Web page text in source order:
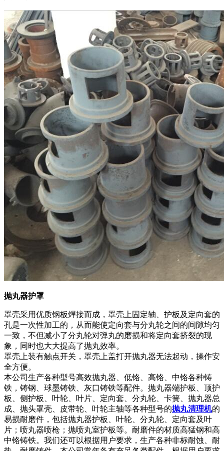
抛丸器护罩
罩壳采用优质钢板焊接而成，罩壳上固定轴、护板及定向套的
孔是一次性加工的，从而能使定向套与分丸轮之间的间隙均匀
一致，不但减小了分丸轮对弹丸的磨损和将定向套挤裂的现
象，同时也大大提高了抛丸效率。
罩壳上装有触点开关，罩壳上盖打开抛丸器无法起动，操作安
全方便。
本公司生产各种型号高效抛丸器、低铬、高铬、中铬各种铸
铁，铸钢、球墨铸铁、灰口铸铁等配件。抛丸器端护板、顶护
板、侧护板、叶轮、叶片、定向套、分丸轮、卡簧、抛丸器总
成、抛头罩壳、皮带轮、叶轮主轴等各种型号的抛丸清理机的
易损耐磨件，包括抛丸器护板、叶轮、分丸轮、定向套及叶
片；喷丸器喷枪；抛喷丸室护板等。耐磨件的材质高猛钢和高
中铬铸铁。我们还可以根据用户要求，生产各种非标耐蚀、耐